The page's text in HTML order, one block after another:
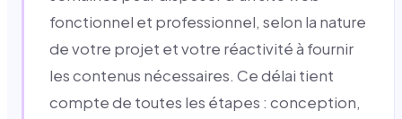
fonctionnel et professionnel, selon la nature
de votre projet et votre réactivité à fournir
les contenus nécessaires. Ce délai tient
compte de toutes les étapes : conception,